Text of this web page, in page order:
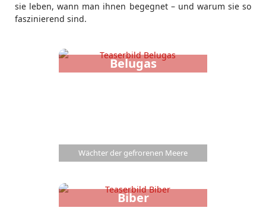
sie leben, wann man ihnen begegnet – und warum sie so
faszinierend sind.
Belugas
Wächter der gefrorenen Meere
Biber